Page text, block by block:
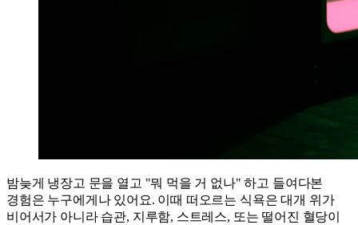
밤늦게 냉장고 문을 열고 "뭐 먹을 거 없나" 하고 들여다본
경험은 누구에게나 있어요. 이때 떠오르는 식욕은 대개 위가
비어서가 아니라 습관, 지루함, 스트레스, 또는 떨어진 혈당이